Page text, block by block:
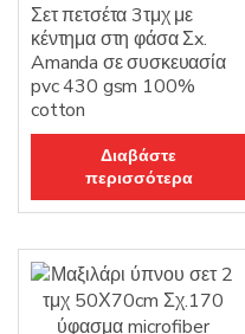
Σετ πετσέτα 3τμχ με
κέντημα στη φάσα Σx.
Amanda σε συσκευασία
pvc 430 gsm 100%
cotton
Διαβάστε
περισσότερα